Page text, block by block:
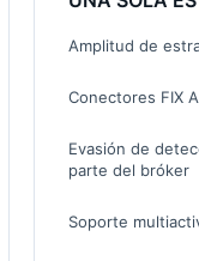
Amplitud de
Conectores FIX
Evasión de
parte del bróker
Soporte